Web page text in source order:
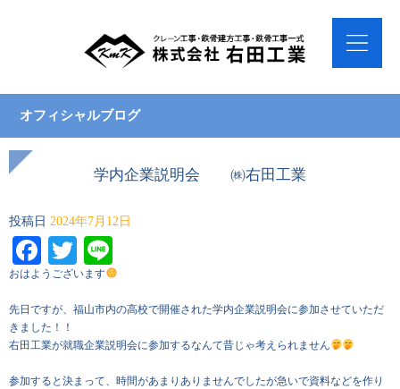
オフィシャルブログ
学内企業説明会 ㈱右田工業
投稿日 2024年7月12日
Facebook
Twitter
おはようございます
先日ですが、福山市内の高校で開催された学内企業説明会に参加させていただ
きました！！
右田工業が就職企業説明会に参加するなんて昔じゃ考えられません
参加すると決まって、時間があまりありませんでしたが急いで資料などを作り